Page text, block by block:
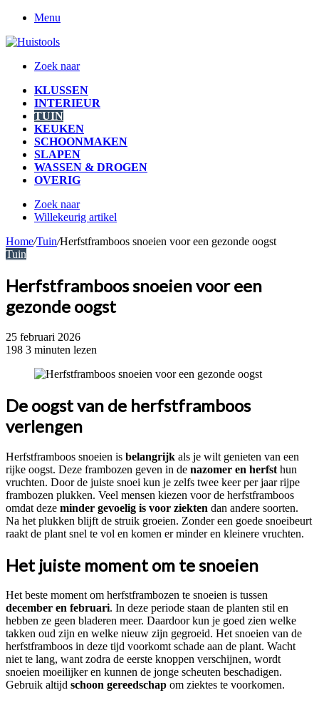
Menu
Zoek naar
KLUSSEN
INTERIEUR
TUIN
KEUKEN
SCHOONMAKEN
SLAPEN
WASSEN & DROGEN
OVERIG
Zoek naar
Willekeurig artikel
Home/Tuin/Herfstframboos snoeien voor een gezonde oogst
Tuin
Herfstframboos snoeien voor een
gezonde oogst
25 februari 2026
198 3 minuten lezen
De oogst van de herfstframboos
verlengen
Herfstframboos snoeien is belangrijk als je wilt genieten van een
rijke oogst. Deze frambozen geven in de nazomer en herfst hun
vruchten. Door de juiste snoei kun je zelfs twee keer per jaar rijpe
frambozen plukken. Veel mensen kiezen voor de herfstframboos
omdat deze minder gevoelig is voor ziekten dan andere soorten.
Na het plukken blijft de struik groeien. Zonder een goede snoeibeurt
raakt de plant snel te vol en komen er minder en kleinere vruchten.
Het juiste moment om te snoeien
Het beste moment om herfstframbozen te snoeien is tussen
december en februari. In deze periode staan de planten stil en
hebben ze geen bladeren meer. Daardoor kun je goed zien welke
takken oud zijn en welke nieuw zijn gegroeid. Het snoeien van de
herfstframboos in deze tijd voorkomt schade aan de plant. Wacht
niet te lang, want zodra de eerste knoppen verschijnen, wordt
snoeien moeilijker en kunnen de jonge scheuten beschadigen.
Gebruik altijd schoon gereedschap om ziektes te voorkomen.